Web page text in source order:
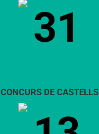
31
CONCURS DE CASTELLS